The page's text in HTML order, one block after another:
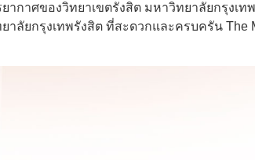
กาศของวิทยาเขตรังสิต มหาวิทยาลัยกรุงเ
กรุงเทพรังสิต ที่สะดวกและครบครัน The